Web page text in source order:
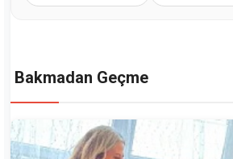
Bakmadan Geçme